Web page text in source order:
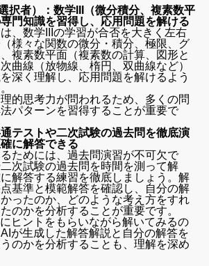
択者）：数学III（微分積分、複素数平
門知識を習得し、応用問題を解ける
、数学IIIの学習が合否を大きく左右
様々な関数の微分・積分、極限、グ
複素数平面（複素数の計算、図形と
曲線（放物線、楕円、双曲線など）
深く理解し、応用問題を解けるよう
的思考力が問われるため、多くの問
パターンを習得することが重要で
テストや二次試験の過去問を徹底演
に解答できる
ためには、過去問演習が不可欠で
次試験の過去問を時間を測って解
解答する練習を徹底しましょう。解
基準と模範解答を確認し、自分の解
ったのか、どのような考え方をすれ
のかを分析することが重要です。
ヒントをもらいながら解いてみるの
が生成した解答解説と自分の解答を
のかを分析することも、理解を深め